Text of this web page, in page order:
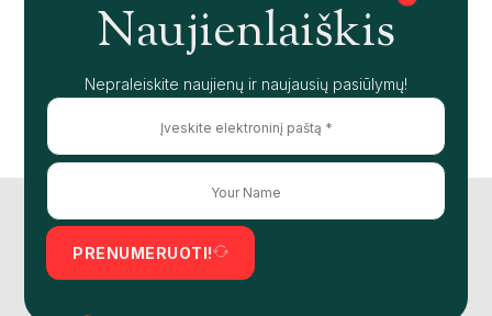
Naujienlaiškis
Nepraleiskite naujienų ir naujausių pasiūlymų!
PRENUMERUOTI!